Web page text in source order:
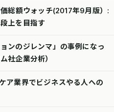
総額ウォッチ(2017年9月版）:
上を目指す
ンのジレンマ」の事例になっ
社企業分析）
ア業界でビジネスやる人への